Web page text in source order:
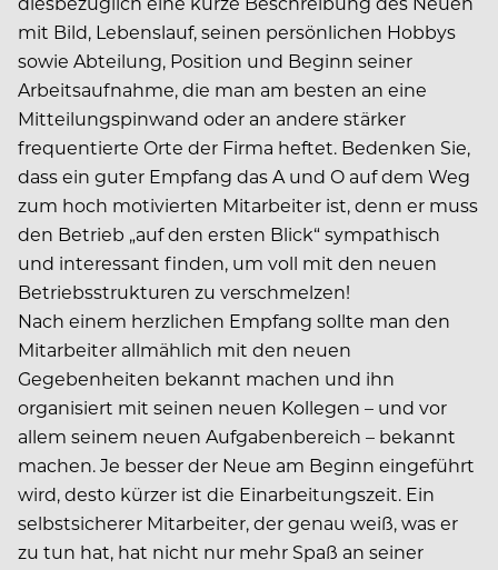
mit Bild, Lebenslauf, seinen persönlichen Hobbys
sowie Abteilung, Position und Beginn seiner
Arbeitsaufnahme, die man am besten an eine
Mitteilungspinwand oder an andere stärker
frequentierte Orte der Firma heftet. Bedenken Sie,
dass ein guter Empfang das A und O auf dem Weg
zum hoch motivierten Mitarbeiter ist, denn er muss
den Betrieb „auf den ersten Blick“ sympathisch
und interessant finden, um voll mit den neuen
Betriebsstrukturen zu verschmelzen!
Nach einem herzlichen Empfang sollte man den
Mitarbeiter allmählich mit den neuen
Gegebenheiten bekannt machen und ihn
organisiert mit seinen neuen Kollegen – und vor
allem seinem neuen Aufgabenbereich – bekannt
machen. Je besser der Neue am Beginn eingeführt
wird, desto kürzer ist die Einarbeitungszeit. Ein
selbstsicherer Mitarbeiter, der genau weiß, was er
zu tun hat, hat nicht nur mehr Spaß an seiner